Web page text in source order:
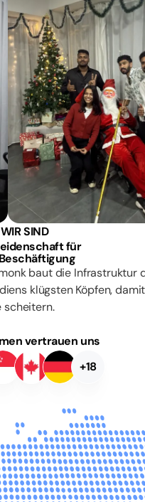
SIND
für
baut die Infrastruktur
klügsten Köpfen,
scheitern.
vertrauen uns
+18